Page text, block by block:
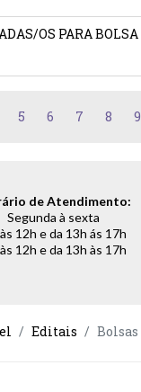
OS PARA
5 6 7 8 9
de Atendimento:
Segunda à sexta
12h e da 13h ás 17h
12h e da 13h às 17h
Editais Bolsas